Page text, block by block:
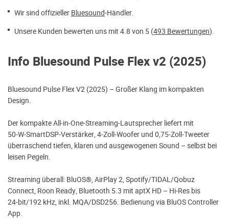
Wir sind offizieller Bluesound-Händler.
Unsere Kunden bewerten uns mit 4.8 von 5 (493 Bewertungen).
Info Bluesound Pulse Flex v2 (2025)
Bluesound Pulse Flex V2 (2025) – Großer Klang im kompakten
Design.
Der kompakte All‑in‑One‑Streaming‑Lautsprecher liefert mit
50‑W‑SmartDSP‑Verstärker, 4‑Zoll‑Woofer und 0,75‑Zoll‑Tweeter
überraschend tiefen, klaren und ausgewogenen Sound – selbst bei
leisen Pegeln.
Streaming überall: BluOS®, AirPlay 2, Spotify/TIDAL/Qobuz
Connect, Roon Ready, Bluetooth 5.3 mit aptX HD – Hi‑Res bis
24‑bit/192 kHz, inkl. MQA/DSD256. Bedienung via BluOS Controller
App.